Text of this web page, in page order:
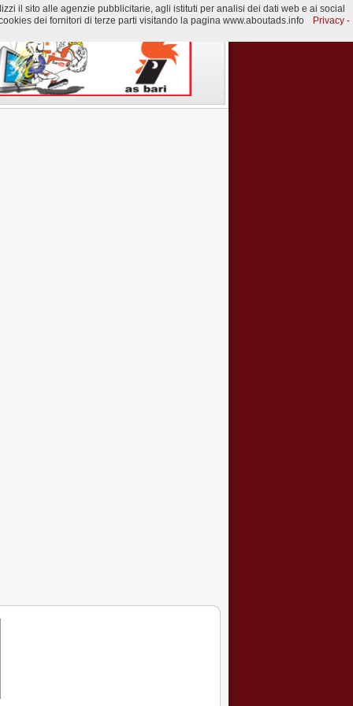
il sito alle agenzie pubblicitarie, agli istituti per analisi dei dati web e ai social
dei fornitori di terze parti visitando la pagina www.aboutads.info
Privacy -